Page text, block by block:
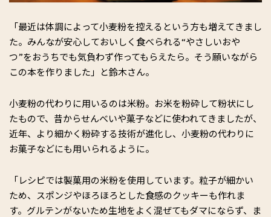
「最近は体調によって小麦粉を控えるという方も増えてきまし
た。みんなが安心しておいしく食べられる“やさしいおや
つ”をおうちでも気負わず作ってもらえたら。そう願いながら
この本を作りました」と鈴木さん。
小麦粉の代わりに用いるのは米粉。お米を粉砕して粉状にし
たもので、昔からせんべいや菓子などに使われてきましたが、
近年、より細かく粉砕する技術が進化し、小麦粉の代わりに
お菓子などにも用いられるように。
「レシピでは製菓用の米粉を使用しています。粒子が細かい
ため、スポンジやほろほろとした食感のクッキーも作れま
す。グルテンがないため生地をよく混ぜてもダマにならず、ま